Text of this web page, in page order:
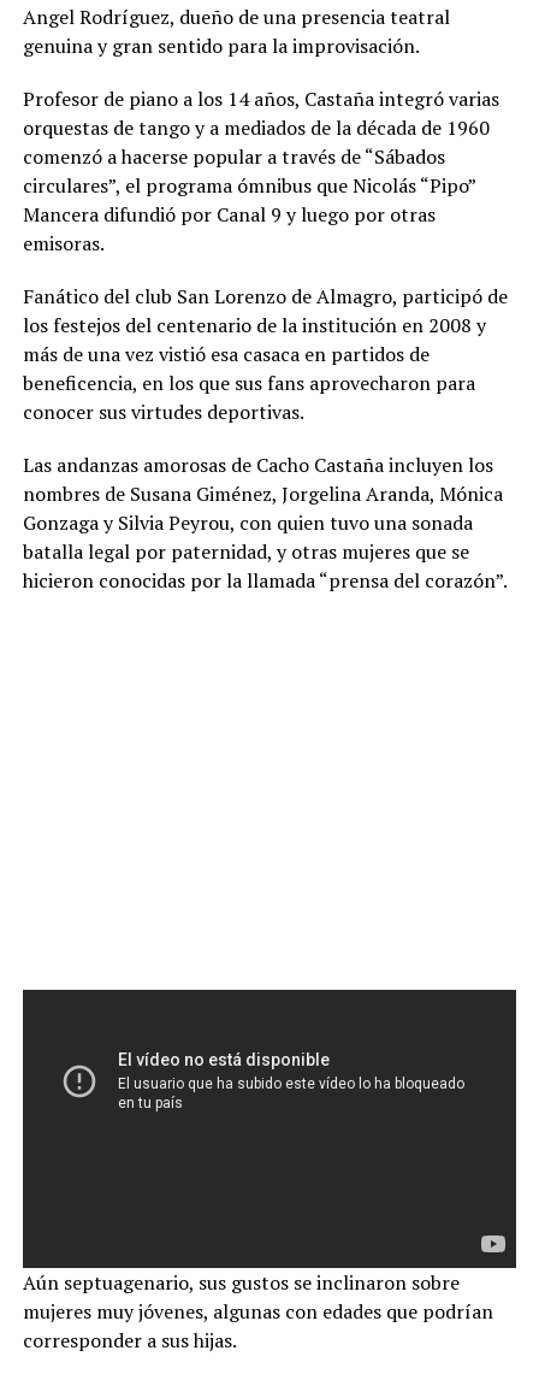
Angel Rodríguez, dueño de una presencia teatral
genuina y gran sentido para la improvisación.
Profesor de piano a los 14 años, Castaña integró varias
orquestas de tango y a mediados de la década de 1960
comenzó a hacerse popular a través de “Sábados
circulares”, el programa ómnibus que Nicolás “Pipo”
Mancera difundió por Canal 9 y luego por otras
emisoras.
Fanático del club San Lorenzo de Almagro, participó de
los festejos del centenario de la institución en 2008 y
más de una vez vistió esa casaca en partidos de
beneficencia, en los que sus fans aprovecharon para
conocer sus virtudes deportivas.
Las andanzas amorosas de Cacho Castaña incluyen los
nombres de Susana Giménez, Jorgelina Aranda, Mónica
Gonzaga y Silvia Peyrou, con quien tuvo una sonada
batalla legal por paternidad, y otras mujeres que se
hicieron conocidas por la llamada “prensa del corazón”.
Aún septuagenario, sus gustos se inclinaron sobre
mujeres muy jóvenes, algunas con edades que podrían
corresponder a sus hijas.